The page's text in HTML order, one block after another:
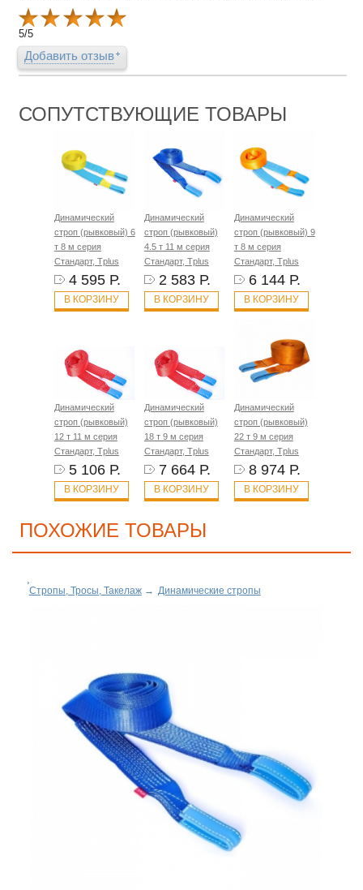
5/5
Добавить отзыв
СОПУТСТВУЮЩИЕ ТОВАРЫ
Динамический
строп (рывковый) 6
т 8 м серия
Стандарт, Tplus
4 595 Р.
В КОРЗИНУ
Динамический
строп (рывковый)
4.5 т 11 м серия
Стандарт, Tplus
2 583 Р.
В КОРЗИНУ
Динамический
строп (рывковый) 9
т 8 м серия
Стандарт, Tplus
6 144 Р.
В КОРЗИНУ
Динамический
строп (рывковый)
12 т 11 м серия
Стандарт, Tplus
5 106 Р.
В КОРЗИНУ
Динамический
строп (рывковый)
18 т 9 м серия
Стандарт, Tplus
7 664 Р.
В КОРЗИНУ
Динамический
строп (рывковый)
22 т 9 м серия
Стандарт, Tplus
8 974 Р.
В КОРЗИНУ
ПОХОЖИЕ ТОВАРЫ
Стропы, Тросы, Такелаж→ Динамические стропы